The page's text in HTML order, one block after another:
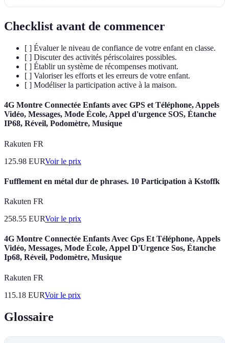
Checklist avant de commencer
[ ] Évaluer le niveau de confiance de votre enfant en classe.
[ ] Discuter des activités périscolaires possibles.
[ ] Établir un système de récompenses motivant.
[ ] Valoriser les efforts et les erreurs de votre enfant.
[ ] Modéliser la participation active à la maison.
4G Montre Connectée Enfants avec GPS et Téléphone, Appels
Vidéo, Messages, Mode École, Appel d'urgence SOS, Étanche
IP68, Réveil, Podomètre, Musique
Rakuten FR
125.98 EURVoir le prix
Fufflement en métal dur de phrases. 10 Participation à Kstoffk
Rakuten FR
258.55 EURVoir le prix
4G Montre Connectée Enfants Avec Gps Et Téléphone, Appels
Vidéo, Messages, Mode École, Appel D'Urgence Sos, Étanche
Ip68, Réveil, Podomètre, Musique
Rakuten FR
115.18 EURVoir le prix
Glossaire